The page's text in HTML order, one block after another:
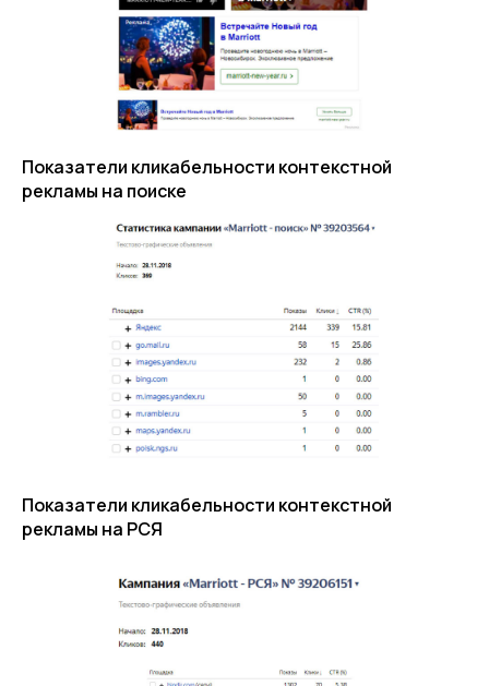
Показатели кликабельности контекстной
рекламы на поиске
Показатели кликабельности контекстной
рекламы на РСЯ